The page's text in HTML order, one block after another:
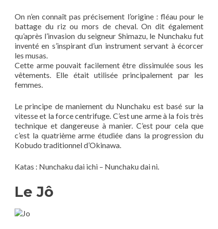
On n’en connaît pas précisement l’origine : fléau pour le
battage du riz ou mors de cheval. On dit également
qu’après l’invasion du seigneur Shimazu, le Nunchaku fut
inventé en s’inspirant d’un instrument servant à écorcer
les musas.
Cette arme pouvait facilement être dissimulée sous les
vêtements. Elle était utilisée principalement par les
femmes.
Le principe de maniement du Nunchaku est basé sur la
vitesse et la force centrifuge. C’est une arme à la fois très
technique et dangereuse à manier. C’est pour cela que
c’est la quatrième arme étudiée dans la progression du
Kobudo traditionnel d’Okinawa.
Katas : Nunchaku dai ichi – Nunchaku dai ni.
Le Jô